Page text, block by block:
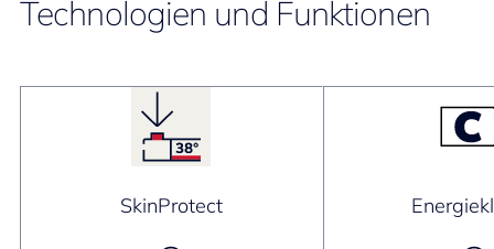
Technologien und Funktionen
SkinProtect